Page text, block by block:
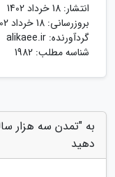
انتشار: 18 خرداد 1402
بروزرسانی: 18 خرداد 1402
گردآورنده: alikaee.ir
شناسه مطلب: 1982
به "تمدن سه هزار
دهید